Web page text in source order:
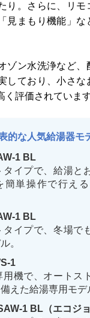
り。さらに、リモ
見まもり機能」な
ゾン水洗浄など、
しており、小さな
く評価されています
的な人気給湯器モ
1 BL
タイプで、給湯と
簡単操作で行え
1 BL
タイプで、冬場で
。
1
用機で、オートス
えた給湯専用モデ
1 BL（エコジョ